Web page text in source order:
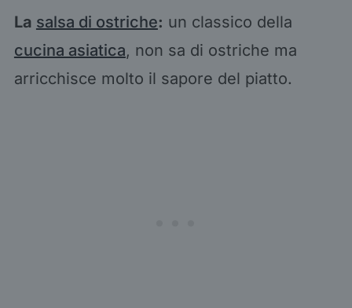
La salsa di ostriche: un classico della
cucina asiatica, non sa di ostriche ma
arricchisce molto il sapore del piatto.